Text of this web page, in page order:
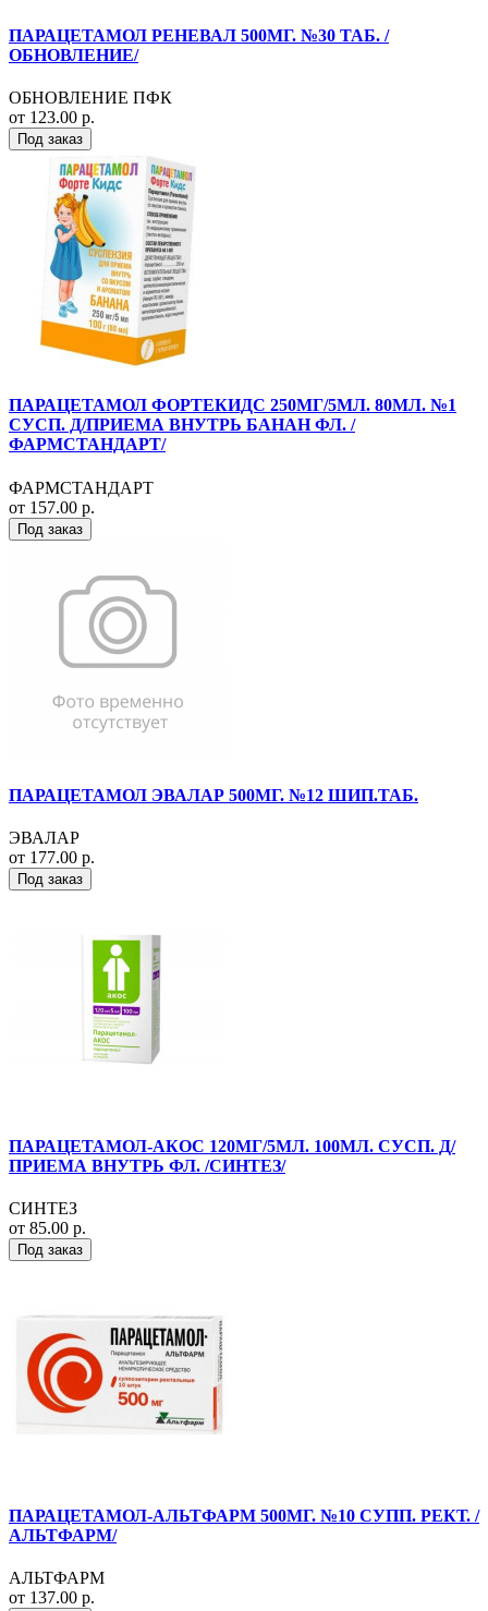
ПАРАЦЕТАМОЛ РЕНЕВАЛ 500МГ. №30 ТАБ. /
ОБНОВЛЕНИЕ/
ОБНОВЛЕНИЕ ПФК
от 123.00 р.
Под заказ
ПАРАЦЕТАМОЛ ФОРТЕКИДС 250МГ/5МЛ. 80МЛ. №1
СУСП. Д/ПРИЕМА ВНУТРЬ БАНАН ФЛ. /
ФАРМСТАНДАРТ/
ФАРМСТАНДАРТ
от 157.00 р.
Под заказ
ПАРАЦЕТАМОЛ ЭВАЛАР 500МГ. №12 ШИП.ТАБ.
ЭВАЛАР
от 177.00 р.
Под заказ
ПАРАЦЕТАМОЛ-АКОС 120МГ/5МЛ. 100МЛ. СУСП. Д/
ПРИЕМА ВНУТРЬ ФЛ. /СИНТЕЗ/
СИНТЕЗ
от 85.00 р.
Под заказ
ПАРАЦЕТАМОЛ-АЛЬТФАРМ 500МГ. №10 СУПП. РЕКТ. /
АЛЬТФАРМ/
АЛЬТФАРМ
от 137.00 р.